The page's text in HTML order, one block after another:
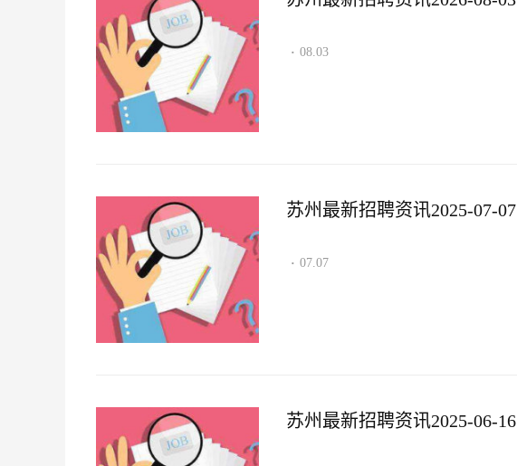
· 08.03
苏州最新招聘资讯2025-07-07
· 07.07
苏州最新招聘资讯2025-06-16